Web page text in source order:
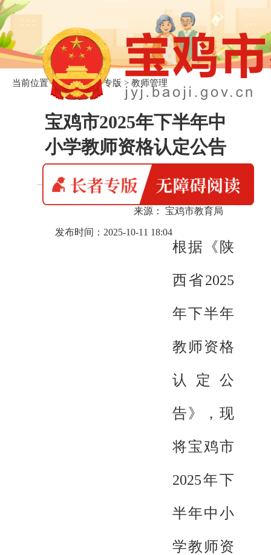
当前位置：首页>长者专版 > 教师管理
宝鸡市2025年下半年中
小学教师资格认定公告
来源： 宝鸡市教育局
发布时间：2025-10-11 18:04
根据《陕
西省2025
年下半年
教师资格
认定公
告》，现
将宝鸡市
2025年下
半年中小
学教师资